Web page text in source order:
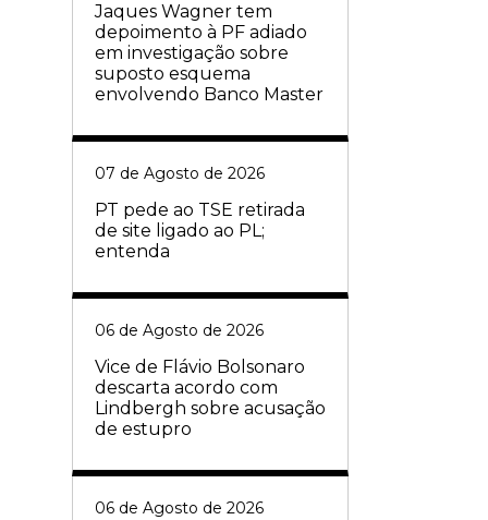
Jaques Wagner tem
depoimento à PF adiado
em investigação sobre
suposto esquema
envolvendo Banco Master
07 de Agosto de 2026
PT pede ao TSE retirada
de site ligado ao PL;
entenda
06 de Agosto de 2026
Vice de Flávio Bolsonaro
descarta acordo com
Lindbergh sobre acusação
de estupro
06 de Agosto de 2026